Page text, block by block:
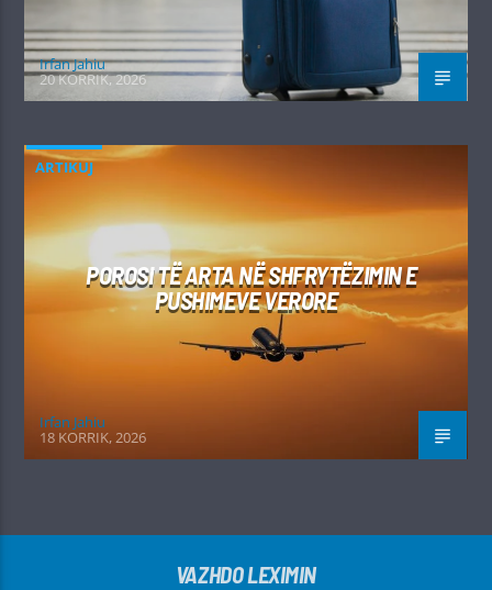
Irfan Jahiu
20 KORRIK, 2026
ARTIKUJ
POROSI TË ARTA NË SHFRYTËZIMIN E
PUSHIMEVE VERORE
Irfan Jahiu
18 KORRIK, 2026
VAZHDO LEXIMIN